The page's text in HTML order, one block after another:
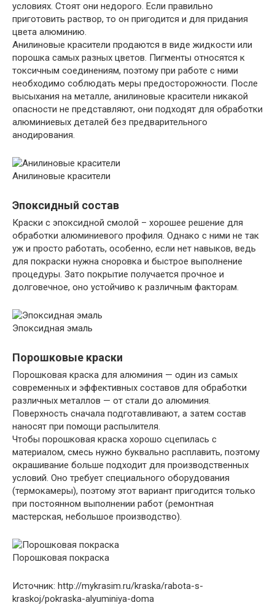
условиях. Стоят они недорого. Если правильно
приготовить раствор, то он пригодится и для придания
цвета алюминию.
Анилиновые красители продаются в виде жидкости или
порошка самых разных цветов. Пигменты относятся к
токсичным соединениям, поэтому при работе с ними
необходимо соблюдать меры предосторожности. После
высыхания на металле, анилиновые красители никакой
опасности не представляют, они подходят для обработки
алюминиевых деталей без предварительного
анодирования.
Анилиновые красители
Эпоксидный состав
Краски с эпоксидной смолой – хорошее решение для
обработки алюминиевого профиля. Однако с ними не так
уж и просто работать, особенно, если нет навыков, ведь
для покраски нужна сноровка и быстрое выполнение
процедуры. Зато покрытие получается прочное и
долговечное, оно устойчиво к различным факторам.
Эпоксидная эмаль
Порошковые краски
Порошковая краска для алюминия — один из самых
современных и эффективных составов для обработки
различных металлов — от стали до алюминия.
Поверхность сначала подготавливают, а затем состав
наносят при помощи распылителя.
Чтобы порошковая краска хорошо сцепилась с
материалом, смесь нужно буквально расплавить, поэтому
окрашивание больше подходит для производственных
условий. Оно требует специального оборудования
(термокамеры), поэтому этот вариант пригодится только
при постоянном выполнении работ (ремонтная
мастерская, небольшое производство).
Порошковая покраска
Источник: http://mykrasim.ru/kraska/rabota-s-
kraskoj/pokraska-alyuminiya-doma